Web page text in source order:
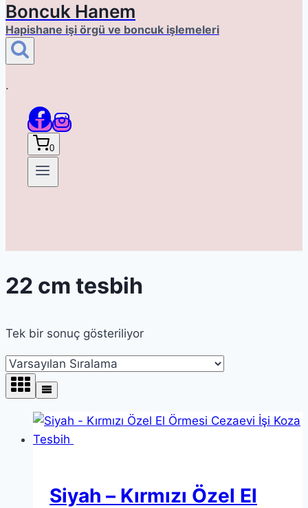
Boncuk Hanem
Hapishane işi örgü ve boncuk işlemeleri
.
0
22 cm tesbih
Tek bir sonuç gösteriliyor
Siyah – Kırmızı Özel El